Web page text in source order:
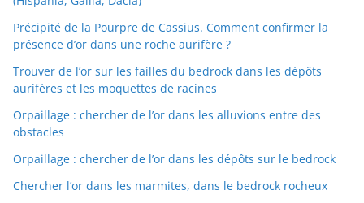
Précipité de la Pourpre de Cassius. Comment confirmer la
présence d’or dans une roche aurifère ?
Trouver de l’or sur les failles du bedrock dans les dépôts
aurifères et les moquettes de racines
Orpaillage : chercher de l’or dans les alluvions entre des
obstacles
Orpaillage : chercher de l’or dans les dépôts sur le bedrock
Chercher l’or dans les marmites, dans le bedrock rocheux